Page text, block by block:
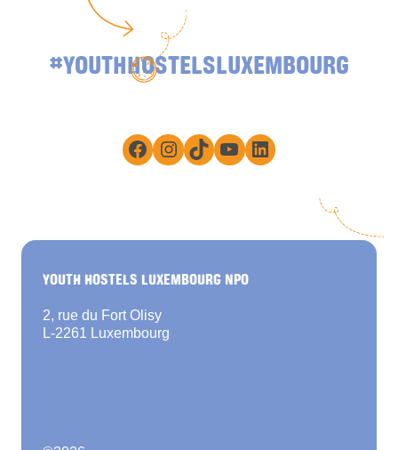
#YOUTHHOSTELSLUXEMBOURG
Facebook
Instagram
TikTokYouTube
LinkedIn
YOUTH HOSTELS LUXEMBOURG NPO
2, rue du Fort Olisy
L-2261 Luxembourg